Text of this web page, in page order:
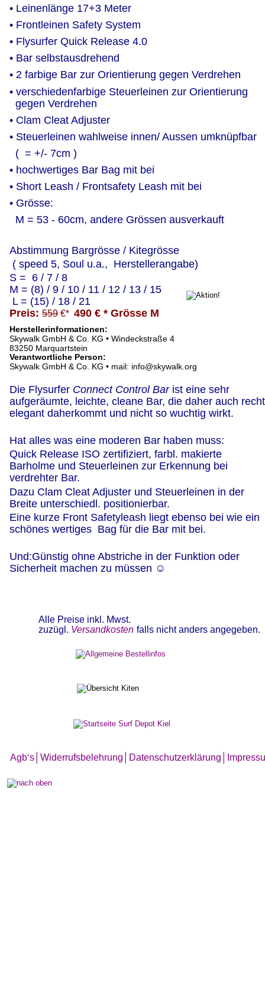
• Leinenlänge 17+3 Meter
• Frontleinen Safety System
• Flysurfer Quick Release 4.0
• Bar selbstausdrehend
• 2 farbige Bar zur Orientierung gegen Verdrehen
• verschiedenfarbige Steuerleinen zur Orientierung
  gegen Verdrehen
• Clam Cleat Adjuster
• Steuerleinen wahlweise innen/ Aussen umknüpfbar
  (  = +/- 7cm )
• hochwertiges Bar Bag mit bei
• Short Leash / Frontsafety Leash mit bei
• Grösse:
  M = 53 - 60cm, andere Grössen ausverkauft
Abstimmung Bargrösse / Kitegrösse
( speed 5, Soul u.a.,  Herstellerangabe)
S =  6 / 7 / 8
M = (8) / 9 / 10 / 11 / 12 / 13 / 15
L = (15) / 18 / 21
Preis: 559 €* 490 € * Grösse M
Die Flysurfer Connect Control Bar ist eine sehr
aufgeräumte, leichte, cleane Bar, die daher auch
elegant daherkommt und nicht so wuchtig wirkt.
Hat alles was eine moderen Bar haben muss:
Quick Release ISO zertifiziert, farbl. makierte
Barholme und Steuerleinen zur Erkennung bei
verdrehter Bar.
Dazu Clam Cleat Adjuster und Steuerleinen in der
Breite unterschiedl. positionierbar.
Eine kurze Front Safetyleash liegt ebenso bei wie ein
schönes wertiges  Bag für die Bar mit bei.
Und:Günstig ohne Abstriche in der Funktion oder
Sicherheit machen zu müssen ☺
Herstellerinformationen:
Skywalk GmbH & Co. KG • Windeckstraße 4
83250 Marquartstein
Verantwortliche Person:
Skywalk GmbH & Co. KG • mail: info@skywalk.org
Alle Preise inkl. Mwst.
zuzügl. Versandkosten falls nicht anders angegeben.
Agb‘s Widerrufsbelehrung│ Datenschutzerklärung│